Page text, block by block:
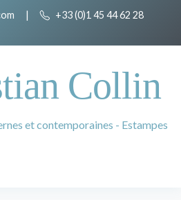
| +33 (0)1 45 44 62 28
Collin
et contemporaines - Estampes